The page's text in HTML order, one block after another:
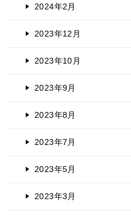
2024年2月
2023年12月
2023年10月
2023年9月
2023年8月
2023年7月
2023年5月
2023年3月